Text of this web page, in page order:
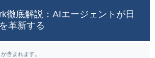
徹底解説：AIエージェントが日
革新する
含まれます。